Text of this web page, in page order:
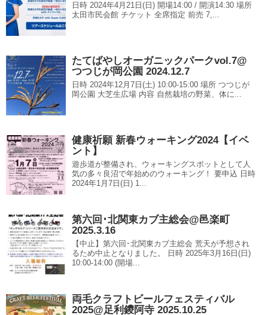
日時 2024年4月21日(日) 開場14:00 / 開演14:30 場所
太田市民会館 チケット 全席指定 前売 7,...
たてばやしオーガニックパークvol.7@
つつじが岡公園 2024.12.7
日時 2024年12月7日(土) 10:00-15:00 場所 つつじが
岡公園 大芝生広場 内容 自然栽培の野菜、体に...
健康祈願 新春ウォーキング2024【イベ
ント】
遊歩道が整備され、ウォーキングスポットとして人
気の多々良沼で年始めのウォーキング！ 要申込 日時
2024年1月7日(日) 1...
第六回･北関東カブ主総会@邑楽町
2025.3.16
【中止】第六回･北関東カブ主総会 荒天が予想され
るため中止となりました。 日時 2025年3月16日(日)
10:00-14:00 (開場...
両毛クラフトビールフェスティバル
2025@足利鑁阿寺 2025.10.25